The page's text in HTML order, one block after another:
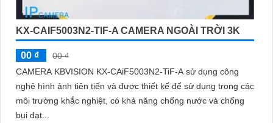
KX-CAIF5003N2-TIF-A CAMERA NGOÀI TRỜI 3K
00 ₫
00 ₫
CAMERA KBVISION KX-CAiF5003N2-TiF-A sử dụng công
nghệ hình ảnh tiên tiến và được thiết kế để sử dụng trong các
môi trường khắc nghiệt, có khả năng chống nước và chống
bụi đạt...